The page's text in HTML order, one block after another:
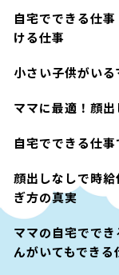
自宅でできる仕
ける仕事
小さい子供がい
ママに最適！顔
自宅でできる仕
顔出しなしで時
ぎ方の真実
ママの自宅でで
んがいてもできる